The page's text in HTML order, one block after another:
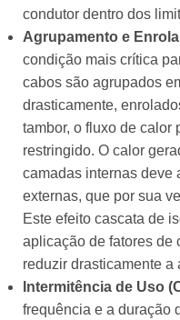
condutor dentro dos
Agrupamento e
condição mais crítica
cabos são agrupados
drasticamente,
tambor, o fluxo de calor
restringido. O calor
camadas internas deve
externas, que por sua
Este efeito cascata de
aplicação de fatores de
reduzir drasticamente a
Intermitência de Uso
frequência e a duração